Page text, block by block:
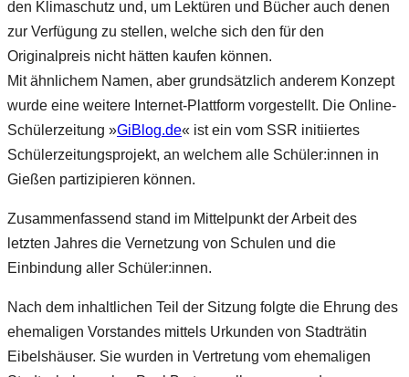
den Klimaschutz und, um Lektüren und Bücher auch denen
zur Verfügung zu stellen, welche sich den für den
Originalpreis nicht hätten kaufen können.
Mit ähnlichem Namen, aber grundsätzlich anderem Konzept
wurde eine weitere Internet-Plattform vorgestellt. Die Online-
Schülerzeitung »GiBlog.de« ist ein vom SSR initiiertes
Schülerzeitungsprojekt, an welchem alle Schüler:innen in
Gießen partizipieren können.
Zusammenfassend stand im Mittelpunkt der Arbeit des
letzten Jahres die Vernetzung von Schulen und die
Einbindung aller Schüler:innen.
Nach dem inhaltlichen Teil der Sitzung folgte die Ehrung des
ehemaligen Vorstandes mittels Urkunden von Stadträtin
Eibelshäuser. Sie wurden in Vertretung vom ehemaligen